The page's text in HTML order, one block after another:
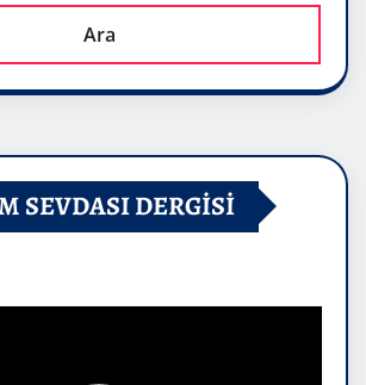
Ara
SEVDASI DERGİSİ